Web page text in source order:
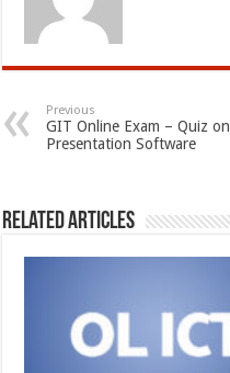
Previous
GIT Online Exam – Quiz on
Presentation Software
Related Articles